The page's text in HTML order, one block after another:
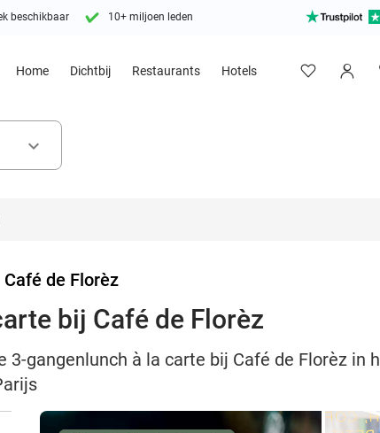
beschikbaar 10+ miljoen leden
Home Dichtbij Restaurants Hotels
keyboard_arrow_down
Café de Florèz
bij Café de Florèz
3-gangenlunch à la carte bij Café de Florèz in